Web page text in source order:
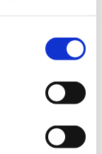
300 g
Vis mere